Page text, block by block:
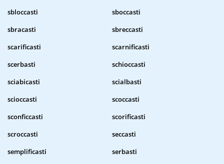
sbloccasti
sboccasti
sbracasti
sbreccasti
scarificasti
scarnificasti
scerbasti
schioccasti
sciabicasti
scialbasti
scioccasti
scoccasti
sconficcasti
scorificasti
scroccasti
seccasti
semplificasti
serbasti